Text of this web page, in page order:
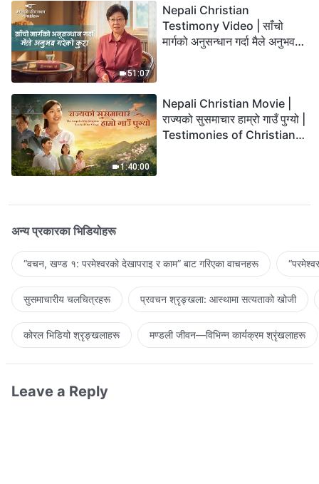
51:07
Nepali Christian
Testimony Video | साँचो
मार्गको अनुसन्धान गर्दा मैले अनुभव
1:40:00
Nepali Christian Movie |
राज्यको सुसमाचार हाम्रो गाउँ पुग्यो |
Testimonies of Christians
अन्य प्रकारका भिडियोहरू
“वचन, खण्ड १: परमेश्‍वरको देखापराइ र काम” बाट गरिएका वाचनहरू
सुसमाचारीय चलचित्रहरू प्रवचन श्रृङ्खला: आस्थामा सत्यताको खोजी
कोरल भिडियो श्रृङ्खलाहरू मण्डली जीवन—विभिन्‍न कार्यक्रम श्रृंखलाहरू
Leave a Reply